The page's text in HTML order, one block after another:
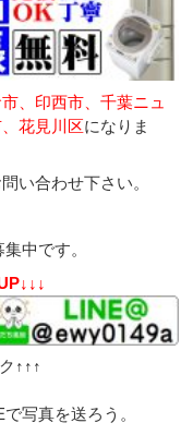
、印西市、千葉ニュ
花見川区になりま
い合わせ下さい。
中です。
↑↑↑
写真を送ろう。